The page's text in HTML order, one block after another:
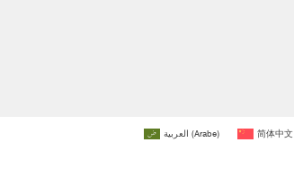
العربية (Arabe) 简体中文